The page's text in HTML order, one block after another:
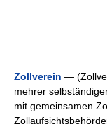
Zollverein —
mehrer
mit gemeinsamen